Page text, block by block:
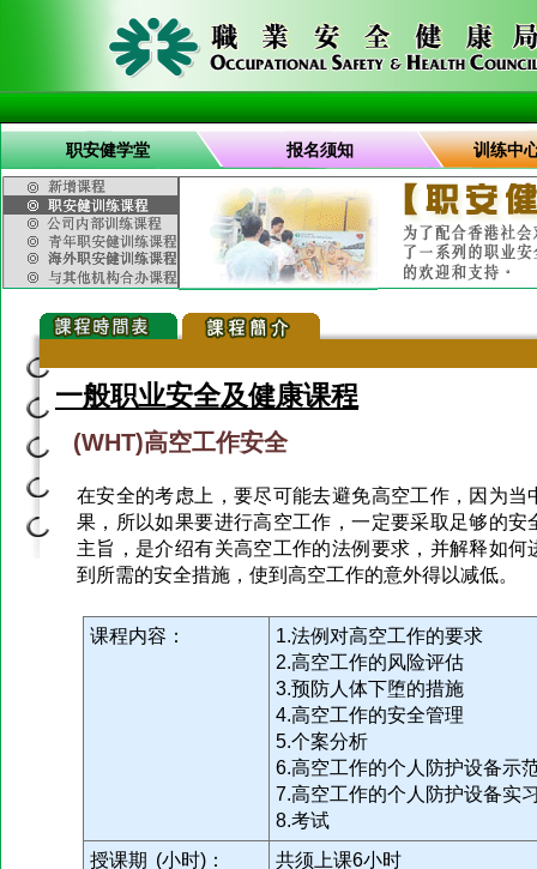
职安健学堂 报名须知 训练中
一般职业安全及健康课程
(WHT)高空工作安全
在安全的考虑上，要尽可能去避免高空工作，因为
果，所以如果要进行高空工作，一定要采取足够的
主旨，是介绍有关高空工作的法例要求，并解释如
到所需的安全措施，使到高空工作的意外得以减低。
课程内容：
1.法例对高空工作的要求
2.高空工作的风险评估
3.预防人体下堕的措施
4.高空工作的安全管理
5.个案分析
6.高空工作的个人防护设备示
7.高空工作的个人防护设备实
8.考试
授课期 (小时)：
共须上课6小时